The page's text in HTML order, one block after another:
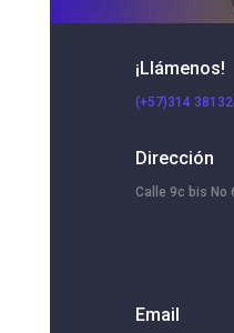
¡Llámenos!
(+57)314
Dirección
Calle 9c bis No
Email